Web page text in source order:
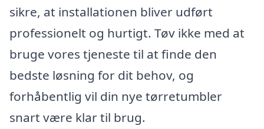
sikre, at installationen bliver udført
professionelt og hurtigt. Tøv ikke med at
bruge vores tjeneste til at finde den
bedste løsning for dit behov, og
forhåbentlig vil din nye tørretumbler
snart være klar til brug.